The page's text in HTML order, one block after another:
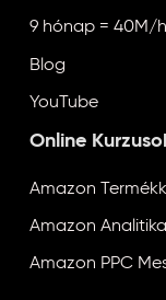
9 hónap = 40M/
Blog
YouTube
Online
Amazon
Amazon
Amazon PPC